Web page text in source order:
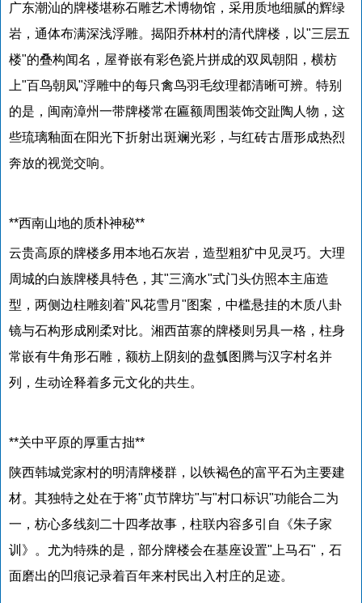
广东潮汕的牌楼堪称石雕艺术博物馆，采用质地细腻的辉绿
岩，通体布满深浅浮雕。揭阳乔林村的清代牌楼，以"三层五
楼"的叠构闻名，屋脊嵌有彩色瓷片拼成的双凤朝阳，横枋
上"百鸟朝凤"浮雕中的每只禽鸟羽毛纹理都清晰可辨。特别
的是，闽南漳州一带牌楼常在匾额周围装饰交趾陶人物，这
些琉璃釉面在阳光下折射出斑斓光彩，与红砖古厝形成热烈
奔放的视觉交响。
**西南山地的质朴神秘**
云贵高原的牌楼多用本地石灰岩，造型粗犷中见灵巧。大理
周城的白族牌楼具特色，其"三滴水"式门头仿照本主庙造
型，两侧边柱雕刻着"风花雪月"图案，中槛悬挂的木质八卦
镜与石构形成刚柔对比。湘西苗寨的牌楼则另具一格，柱身
常嵌有牛角形石雕，额枋上阴刻的盘瓠图腾与汉字村名并
列，生动诠释着多元文化的共生。
**关中平原的厚重古拙**
陕西韩城党家村的明清牌楼群，以铁褐色的富平石为主要建
材。其独特之处在于将"贞节牌坊"与"村口标识"功能合二为
一，枋心多线刻二十四孝故事，柱联内容多引自《朱子家
训》。尤为特殊的是，部分牌楼会在基座设置"上马石"，石
面磨出的凹痕记录着百年来村民出入村庄的足迹。